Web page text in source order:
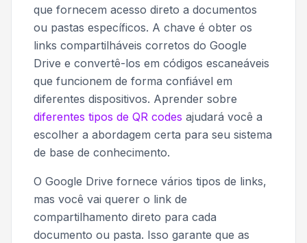
que fornecem acesso direto a documentos
ou pastas específicos. A chave é obter os
links compartilháveis corretos do Google
Drive e convertê-los em códigos escaneáveis
que funcionem de forma confiável em
diferentes dispositivos. Aprender sobre
diferentes tipos de QR codes ajudará você a
escolher a abordagem certa para seu sistema
de base de conhecimento.
O Google Drive fornece vários tipos de links,
mas você vai querer o link de
compartilhamento direto para cada
documento ou pasta. Isso garante que as